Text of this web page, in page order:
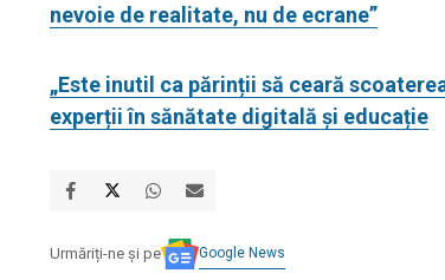
nevoie de realitate, nu de ecrane”
„Este inutil ca părinții să ceară
experții în sănătate digitală și educație
Urmăriți-ne și pe Google News